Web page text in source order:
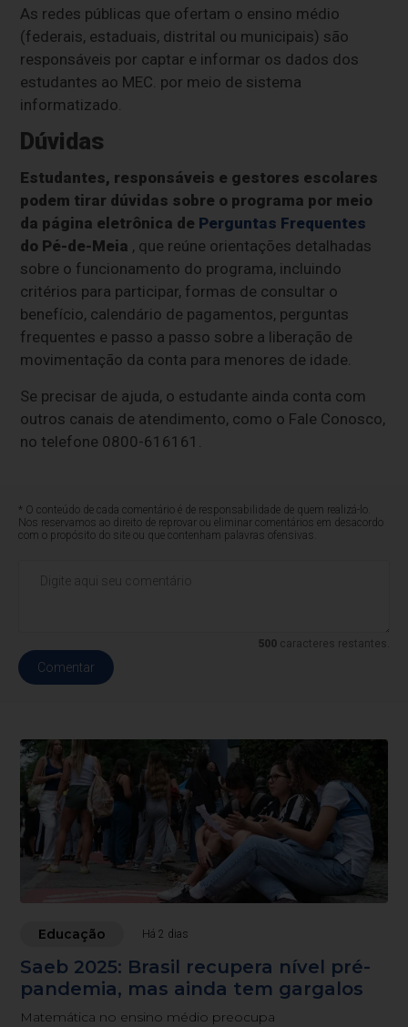
As redes públicas que ofertam o ensino médio
(federais, estaduais, distrital ou municipais) são
responsáveis por captar e informar os dados dos
estudantes ao MEC. por meio de sistema
informatizado.
Dúvidas
Estudantes, responsáveis e gestores escolares
podem tirar dúvidas sobre o programa por meio
da página eletrônica de Perguntas Frequentes
do Pé-de-Meia , que reúne orientações detalhadas
sobre o funcionamento do programa, incluindo
critérios para participar, formas de consultar o
benefício, calendário de pagamentos, perguntas
frequentes e passo a passo sobre a liberação de
movimentação da conta para menores de idade.
Se precisar de ajuda, o estudante ainda conta com
outros canais de atendimento, como o Fale Conosco,
no telefone 0800-616161.
* O conteúdo de cada comentário é de responsabilidade de quem realizá-lo.
Nos reservamos ao direito de reprovar ou eliminar comentários em desacordo
com o propósito do site ou que contenham palavras ofensivas.
500caracteres restantes.
Comentar
Educação Há 2 dias
Saeb 2025: Brasil recupera nível pré-
pandemia, mas ainda tem gargalos
Matemática no ensino médio preocupa